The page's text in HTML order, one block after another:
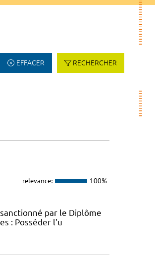
EFFACER RECHERCHER
relevance: 100%
par le Diplôme
: Posséder l'u